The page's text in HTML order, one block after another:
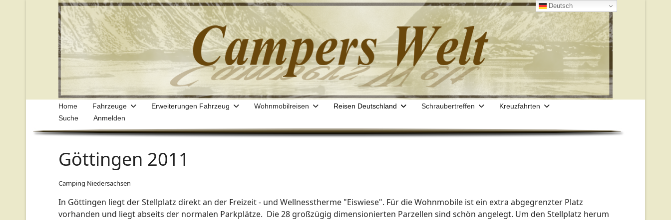
Home Fahrzeuge Erweiterungen Fahrzeug Wohnmobilreisen Reisen Deutschland Schraubertreffen
Kreuzfahrten
Suche
Anmelden
Deutsch
Göttingen 2011
Camping Niedersachsen
In Göttingen liegt der Stellplatz direkt an der Freizeit - und Wellnesstherme "Eiswiese". Für die Wohnmobile ist ein extra abgegrenzter Platz
vorhanden und liegt abseits der normalen Parkplätze. Die 28 großzügig dimensionierten Parzellen sind schön angelegt. Um den Stellplatz herum